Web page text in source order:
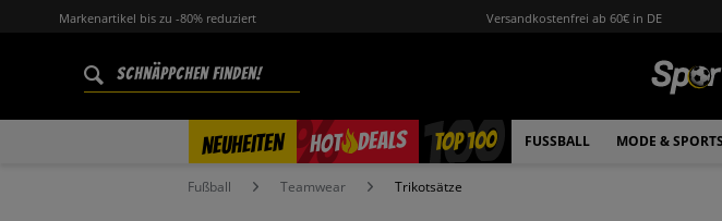
Markenartikel bis zu -80% reduziert Versandkostenfrei ab 60€ in DE
NEUHEITEN HOT DEALS
% TOP 100 FUSSBALL MODE &
Fußball Teamwear Trikotsätze